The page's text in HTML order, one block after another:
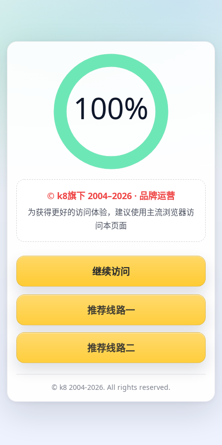
100%
© k8旗下 2004–2026 · 品牌运营
为获得更好的访问体验，建议使用主流浏览器访
问本页面
继续访问
推荐线路一
推荐线路二
© k8 2004-2026. All rights reserved.